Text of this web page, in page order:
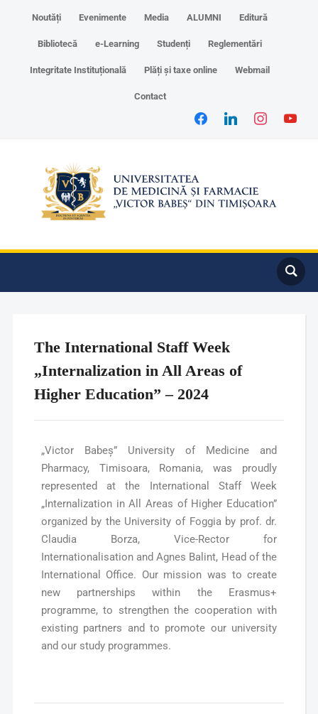
Noutăți Evenimente Media ALUMNI Editură
Bibliotecă e-Learning Studenți Reglementări
Integritate Instituțională Plăți și taxe online Webmail
Contact
The International Staff Week
„Internalization in All Areas of
Higher Education” – 2024
„Victor Babeș” University of Medicine and
Pharmacy, Timisoara, Romania, was proudly
represented at the International Staff Week
„Internalization in All Areas of Higher Education”
organized by the University of Foggia by prof. dr.
Claudia Borza, Vice-Rector for
Internationalisation and Agnes Balint, Head of the
International Office. Our mission was to create
new partnerships within the Erasmus+
programme, to strengthen the cooperation with
existing partners and to promote our university
and our study programmes.